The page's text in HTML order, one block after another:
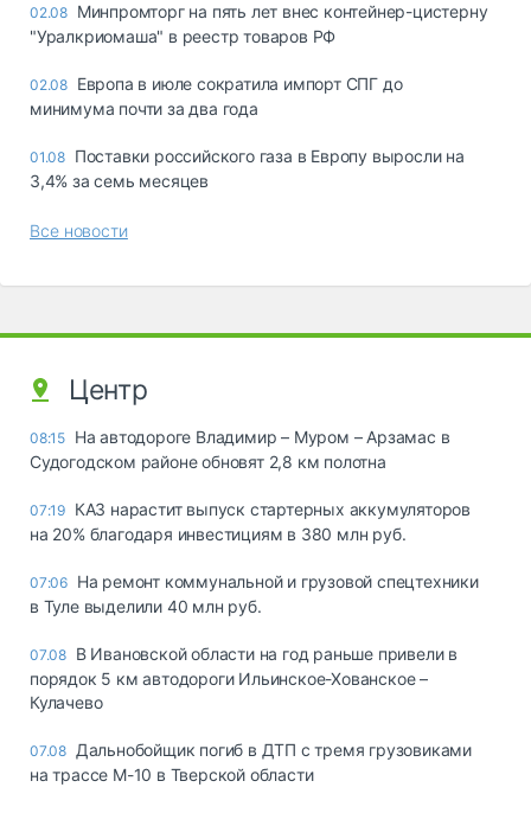
02.08 Минпромторг на пять лет внес контейнер-цистерну
"Уралкриомаша" в реестр товаров РФ
02.08 Европа в июле сократила импорт СПГ до
минимума почти за два года
01.08 Поставки российского газа в Европу выросли на
3,4% за семь месяцев
Все новости
Центр
08:15 На автодороге Владимир – Муром – Арзамас в
Судогодском районе обновят 2,8 км полотна
07:19 КАЗ нарастит выпуск стартерных аккумуляторов
на 20% благодаря инвестициям в 380 млн руб.
07:06 На ремонт коммунальной и грузовой спецтехники
в Туле выделили 40 млн руб.
07.08 В Ивановской области на год раньше привели в
порядок 5 км автодороги Ильинское-Хованское –
Кулачево
07.08 Дальнобойщик погиб в ДТП с тремя грузовиками
на трассе М-10 в Тверской области